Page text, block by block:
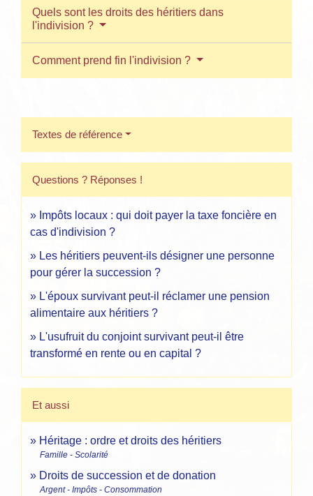
Quels sont les droits des héritiers dans
l'indivision ?
Comment prend fin l'indivision ?
Textes de référence
Questions ? Réponses !
Impôts locaux : qui doit payer la taxe foncière en
cas d'indivision ?
Les héritiers peuvent-ils désigner une personne
pour gérer la succession ?
L'époux survivant peut-il réclamer une pension
alimentaire aux héritiers ?
L'usufruit du conjoint survivant peut-il être
transformé en rente ou en capital ?
Et aussi
Héritage : ordre et droits des héritiers
Famille - Scolarité
Droits de succession et de donation
Argent - Impôts - Consommation